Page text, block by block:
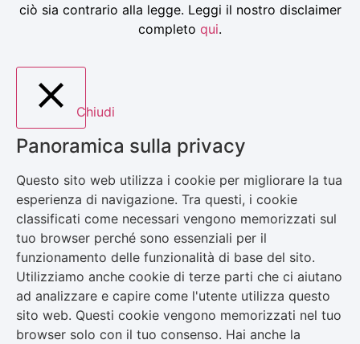
ciò sia contrario alla legge. Leggi il nostro disclaimer
completo qui.
Chiudi
Panoramica sulla privacy
Questo sito web utilizza i cookie per migliorare la tua
esperienza di navigazione. Tra questi, i cookie
classificati come necessari vengono memorizzati sul
tuo browser perché sono essenziali per il
funzionamento delle funzionalità di base del sito.
Utilizziamo anche cookie di terze parti che ci aiutano
ad analizzare e capire come l'utente utilizza questo
sito web. Questi cookie vengono memorizzati nel tuo
browser solo con il tuo consenso. Hai anche la